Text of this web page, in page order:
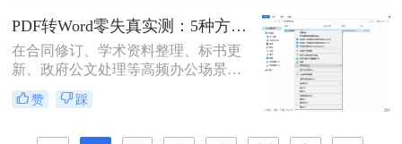
能导致重要信息无法识别。那么PDF
怎么转成高清图片不模糊呢？别再忍
受模糊图片！本文直击痛点，提供可
立即执行的高清转换方案，助您10分
钟内获得印刷级清晰度！
PDF转Word零失真实测：5种方法按图文复杂度的转换精度排名！
在合同修订、学术资料整理、标书更
新、政府公文处理等高频办公场景
中，将PDF精准转换为可编辑Word文
档是效率刚需，却也是“翻车”重灾
赞 踩